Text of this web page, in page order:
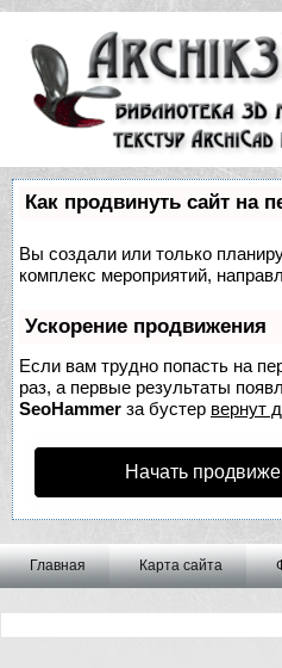
Как продвинуть сайт на
Вы создали или только
комплекс мероприятий,
Ускорение продвижения
Если вам трудно попасть на
раз, а первые результаты
SeoHammer за бустер вернут
Начать
Главная Карта сайта